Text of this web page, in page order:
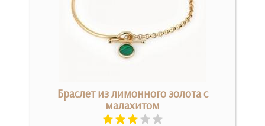
Браслет из лимонного золота с
малахитом